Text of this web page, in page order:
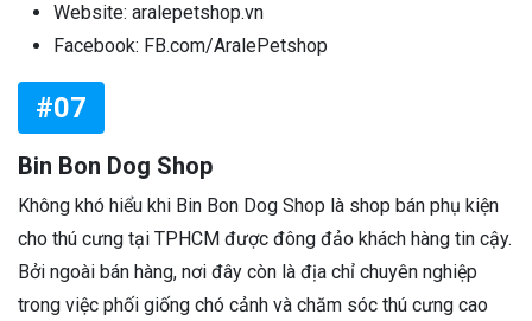
Website: aralepetshop.vn
Facebook: FB.com/AralePetshop
#07
Bin Bon Dog Shop
Không khó hiểu khi Bin Bon Dog Shop là shop bán phụ kiện
cho thú cưng tại TPHCM được đông đảo khách hàng tin cậy.
Bởi ngoài bán hàng, nơi đây còn là địa chỉ chuyên nghiệp
trong việc phối giống chó cảnh và chăm sóc thú cưng cao